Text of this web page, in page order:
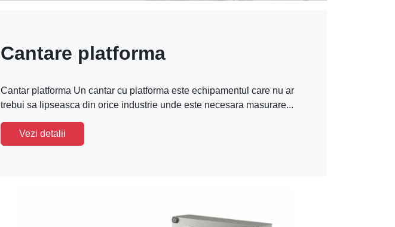
Cantare platforma
Cantar platforma Un cantar cu platforma este echipamentul care nu ar
trebui sa lipseasca din orice industrie unde este necesara masurare...
Vezi detalii